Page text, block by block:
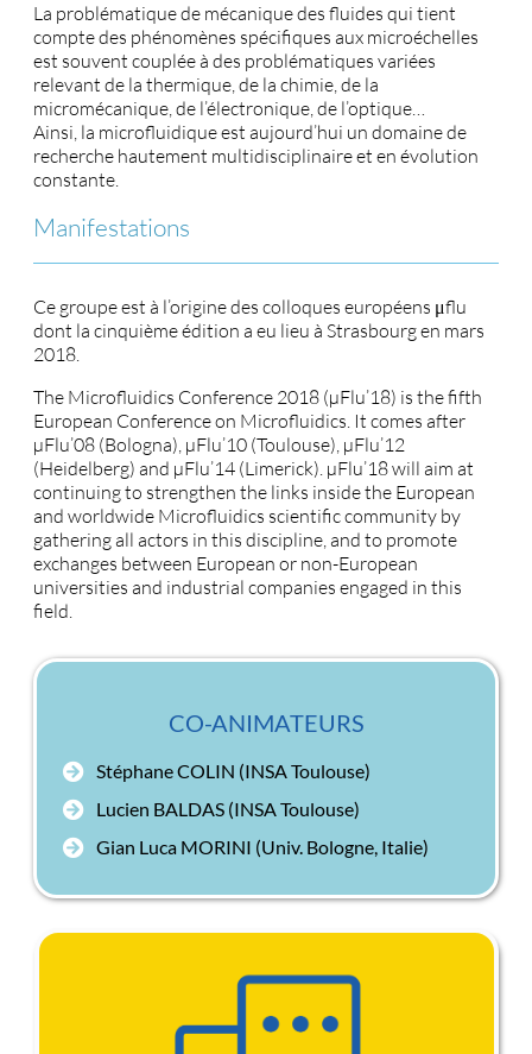
La problématique de mécanique des fluides qui tient
compte des phénomènes spécifiques aux microéchelles
est souvent couplée à des problématiques variées
relevant de la thermique, de la chimie, de la
micromécanique, de l’électronique, de l’optique…
Ainsi, la microfluidique est aujourd’hui un domaine de
recherche hautement multidisciplinaire et en évolution
constante.
Manifestations
Ce groupe est à l’origine des colloques européens μflu
dont la cinquième édition a eu lieu à Strasbourg en mars
2018.
The Microfluidics Conference 2018 (µFlu’18) is the fifth
European Conference on Microfluidics. It comes after
µFlu’08 (Bologna), µFlu’10 (Toulouse), µFlu’12
(Heidelberg) and µFlu’14 (Limerick). µFlu’18 will aim at
continuing to strengthen the links inside the European
and worldwide Microfluidics scientific community by
gathering all actors in this discipline, and to promote
exchanges between European or non-European
universities and industrial companies engaged in this
field.
CO-ANIMATEURS
Stéphane COLIN (INSA Toulouse)
Lucien BALDAS (INSA Toulouse)
Gian Luca MORINI (Univ. Bologne, Italie)